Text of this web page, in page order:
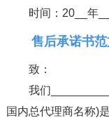
时间：20__年
售后承诺书
致：
我们
国内总代理商名称)